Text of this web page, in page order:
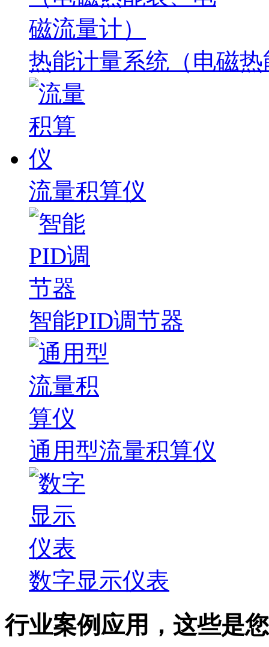
热能计量系统（电磁
流量积算仪
智能PID调节器
通用型流量积算仪
数字显示仪表
行业案例应用，这些是